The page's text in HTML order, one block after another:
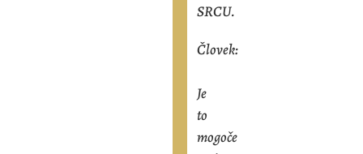
SRCU.
Človek:
Je
to
mogoče